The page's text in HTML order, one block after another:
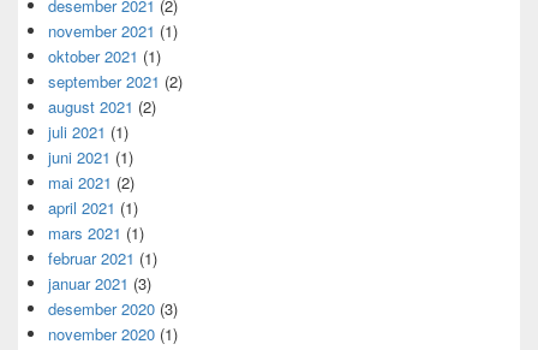
desember 2021 (2)
november 2021 (1)
oktober 2021 (1)
september 2021 (2)
august 2021 (2)
juli 2021 (1)
juni 2021 (1)
mai 2021 (2)
april 2021 (1)
mars 2021 (1)
februar 2021 (1)
januar 2021 (3)
desember 2020 (3)
november 2020 (1)